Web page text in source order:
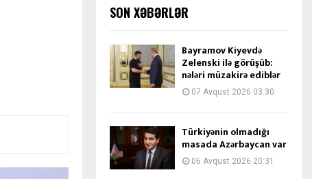
SON XƏBƏRLƏR
Bayramov Kiyevdə
Zelenski ilə görüşüb:
nələri müzakirə ediblər
07 Avqust 2026 03:30
Türkiyənin olmadığı
masada Azərbaycan var
06 Avqust 2026 20:31